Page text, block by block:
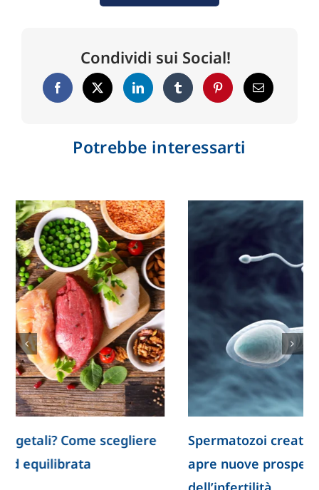
Condividi sui Social!
Potrebbe interessarti
Spermatozoi creati in laboratorio: la ricerca
apre nuove prospettive per lo studio